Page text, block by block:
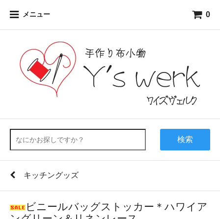
メニュー 0
検索
キッチングッズ
ビニールバッグストッカー＊ハワイア